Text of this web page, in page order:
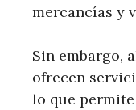
mercancías y
Sin embargo,
ofrecen
lo que